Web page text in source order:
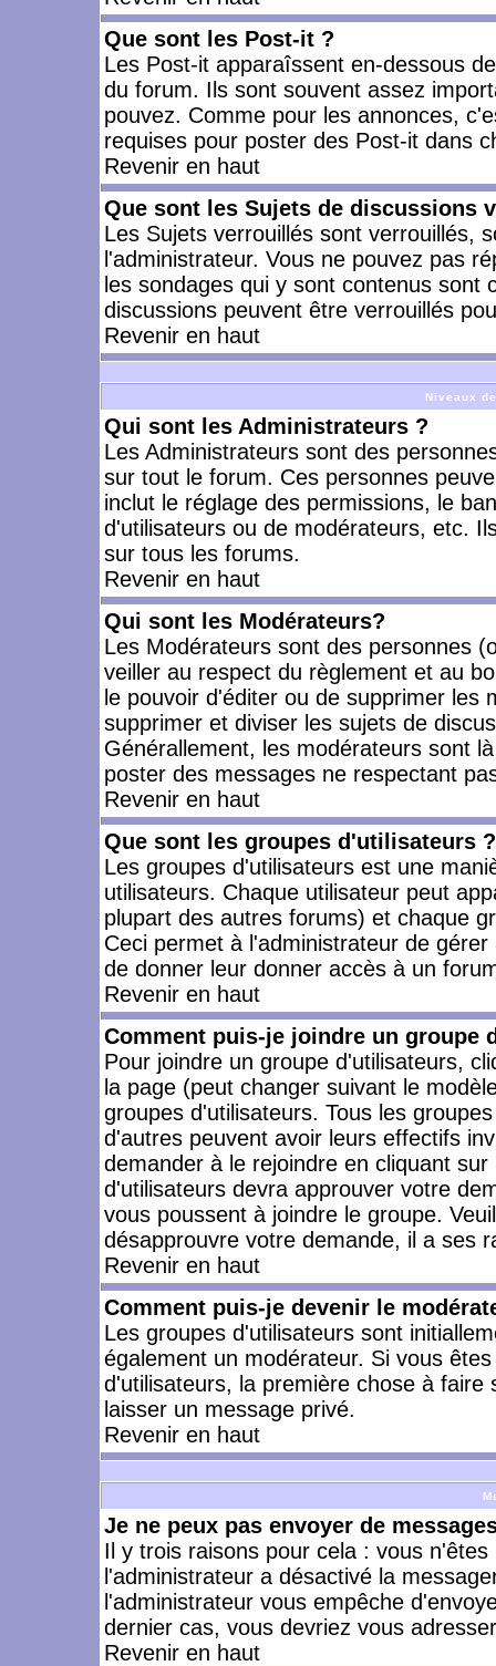
Que sont les Post-it ?
Les Post-it apparaîssent en-dessous
du forum. Ils sont souvent assez
pouvez. Comme pour les annonces,
requises pour poster des Post-it dans
Revenir en haut
Que sont les Sujets de discussions
Les Sujets verrouillés sont verrouillés,
l'administrateur. Vous ne pouvez pas
les sondages qui y sont contenus
discussions peuvent être verrouillés
Revenir en haut
Niveaux
Qui sont les Administrateurs ?
Les Administrateurs sont des
sur tout le forum. Ces personnes
inclut le réglage des permissions, le
d'utilisateurs ou de modérateurs, etc.
sur tous les forums.
Revenir en haut
Qui sont les Modérateurs?
Les Modérateurs sont des personnes
veiller au respect du règlement et au
le pouvoir d'éditer ou de supprimer les
supprimer et diviser les sujets de
Générallement, les modérateurs sont
poster des messages ne respectant
Revenir en haut
Que sont les groupes d'utilisateurs ?
Les groupes d'utilisateurs est une
utilisateurs. Chaque utilisateur peut
plupart des autres forums) et chaque
Ceci permet à l'administrateur de
de donner leur donner accès à un
Revenir en haut
Comment puis-je joindre un groupe
Pour joindre un groupe d'utilisateurs,
la page (peut changer suivant le
groupes d'utilisateurs. Tous les
d'autres peuvent avoir leurs effectifs
demander à le rejoindre en cliquant
d'utilisateurs devra approuver votre
vous poussent à joindre le groupe.
désapprouvre votre demande, il a ses
Revenir en haut
Comment puis-je devenir le
Les groupes d'utilisateurs sont
également un modérateur. Si vous
d'utilisateurs, la première chose à
laisser un message privé.
Revenir en haut
Je ne peux pas envoyer de
Il y trois raisons pour cela : vous
l'administrateur a désactivé la
l'administrateur vous empêche
dernier cas, vous devriez vous
Revenir en haut